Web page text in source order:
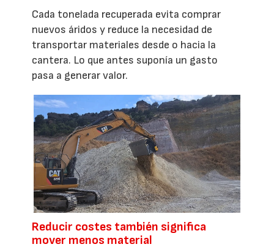
Cada tonelada recuperada evita comprar
nuevos áridos y reduce la necesidad de
transportar materiales desde o hacia la
cantera. Lo que antes suponía un gasto
pasa a generar valor.
Reducir costes también significa
mover menos material